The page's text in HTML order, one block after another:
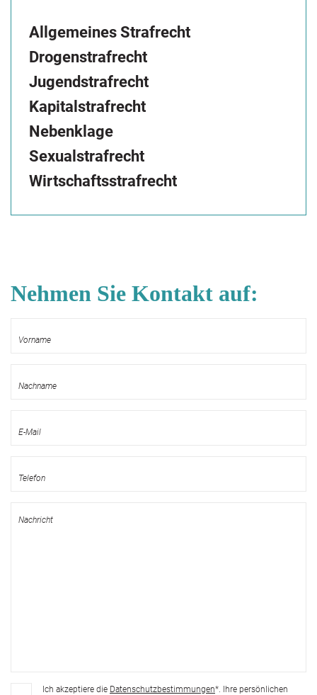
Allgemeines Strafrecht
Drogenstrafrecht
Jugendstrafrecht
Kapitalstrafrecht
Nebenklage
Sexualstrafrecht
Wirtschaftsstrafrecht
Nehmen Sie Kontakt auf:
Ich akzeptiere die Datenschutzbestimmungen*. Ihre persönlichen